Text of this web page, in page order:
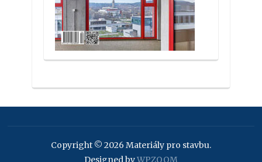
Copyright © 2026 Materiály pro stavbu.
Designed byWPZOOM